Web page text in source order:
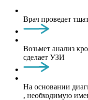
Врач проведет
Возьмет анализ
сделает УЗИ
На основании
, необходимую